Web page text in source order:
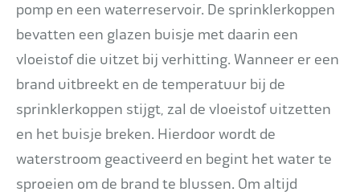
pomp en een waterreservoir. De sprinklerkoppen
bevatten een glazen buisje met daarin een
vloeistof die uitzet bij verhitting. Wanneer er een
brand uitbreekt en de temperatuur bij de
sprinklerkoppen stijgt, zal de vloeistof uitzetten
en het buisje breken. Hierdoor wordt de
waterstroom geactiveerd en begint het water te
sproeien om de brand te blussen. Om altijd